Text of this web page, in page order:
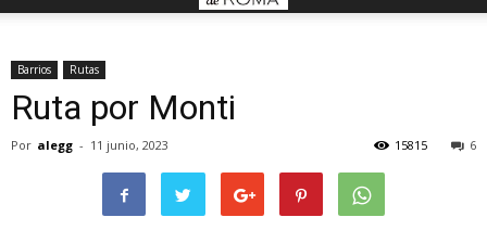
Barrios Rutas
Ruta por Monti
Por alegg - 11 junio, 2023 6
15815